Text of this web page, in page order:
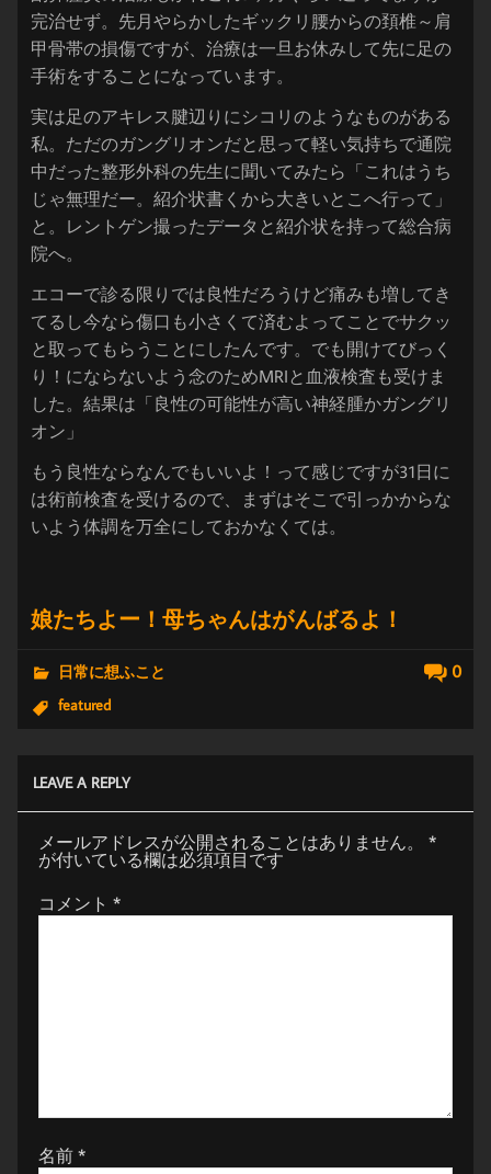
完治せず。先月やらかしたギックリ腰からの頚椎～肩
甲骨帯の損傷ですが、治療は一旦お休みして先に足の
手術をすることになっています。
実は足のアキレス腱辺りにシコリのようなものがある
私。ただのガングリオンだと思って軽い気持ちで通院
中だった整形外科の先生に聞いてみたら「これはうち
じゃ無理だー。紹介状書くから大きいとこへ行って」
と。レントゲン撮ったデータと紹介状を持って総合病
院へ。
エコーで診る限りでは良性だろうけど痛みも増してき
てるし今なら傷口も小さくて済むよってことでサクッ
と取ってもらうことにしたんです。でも開けてびっく
り！にならないよう念のためMRIと血液検査も受けま
した。結果は「良性の可能性が高い神経腫かガングリ
オン」
もう良性ならなんでもいいよ！って感じですが31日に
は術前検査を受けるので、まずはそこで引っかからな
いよう体調を万全にしておかなくては。
娘たちよー！母ちゃんはがんばるよ！
0
日常に想ふこと
featured
LEAVE A REPLY
メールアドレスが公開されることはありません。
*
が付いている欄は必須項目です
コメント*
名前*